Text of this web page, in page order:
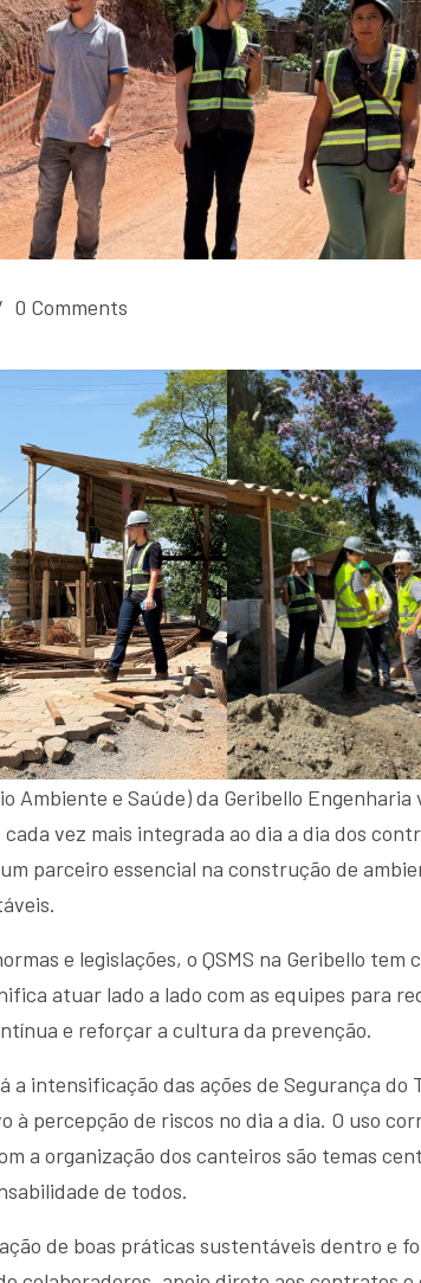
0 Comments
Ambiente e Saúde) da Geribello Engenharia
vez mais integrada ao dia a dia dos
parceiro essencial na construção de
e legislações, o QSMS na Geribello tem
atuar lado a lado com as equipes para
e reforçar a cultura da prevenção.
intensificação das ações de Segurança do
percepção de riscos no dia a dia. O uso
a organização dos canteiros são temas
de todos.
de boas práticas sustentáveis dentro e